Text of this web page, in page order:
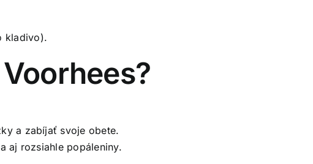
kladivo).
a zabíjať svoje obete.
aj rozsiahle popáleniny.